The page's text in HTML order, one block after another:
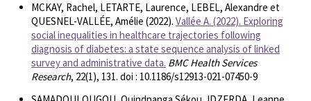
MCKAY, Rachel, LETARTE, Laurence, LEBEL, Alexandre et
QUESNEL-VALLÉE, Amélie (2022). Vallée A. (2022). Exploring
social inequalities in healthcare trajectories following
diagnosis of diabetes: a state sequence analysis of linked
survey and administrative data. BMC Health Services
Research, 22(1), 131. doi : 10.1186/s12913-021-07450-9